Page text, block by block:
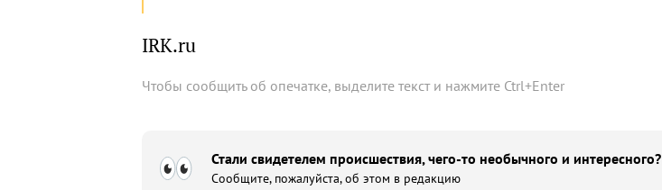
IRK.ru
Чтобы сообщить об опечатке, выделите текст и нажмите Ctrl+Enter
Стали свидетелем происшествия, чего-то необычного и интересного?
Сообщите, пожалуйста, об этом в редакцию